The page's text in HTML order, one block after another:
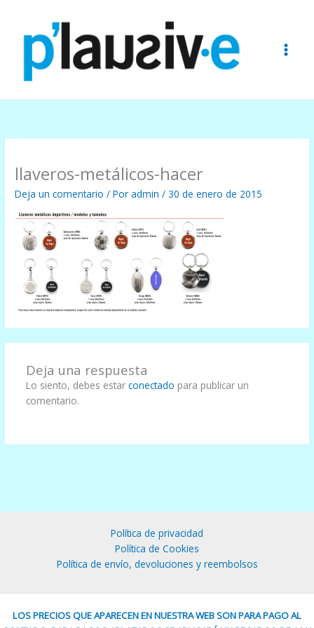
contenido
llaveros-metálicos-hacer
Deja un comentario / Poradmin/30 de enero de 2015
Deja una respuesta
Lo siento, debes estar conectado para publicar un
comentario.
Política de privacidad
Política de Cookies
Política de envío, devoluciones y reembolsos
LOS PRECIOS QUE APARECEN EN NUESTRA WEB SON PARA PAGO AL